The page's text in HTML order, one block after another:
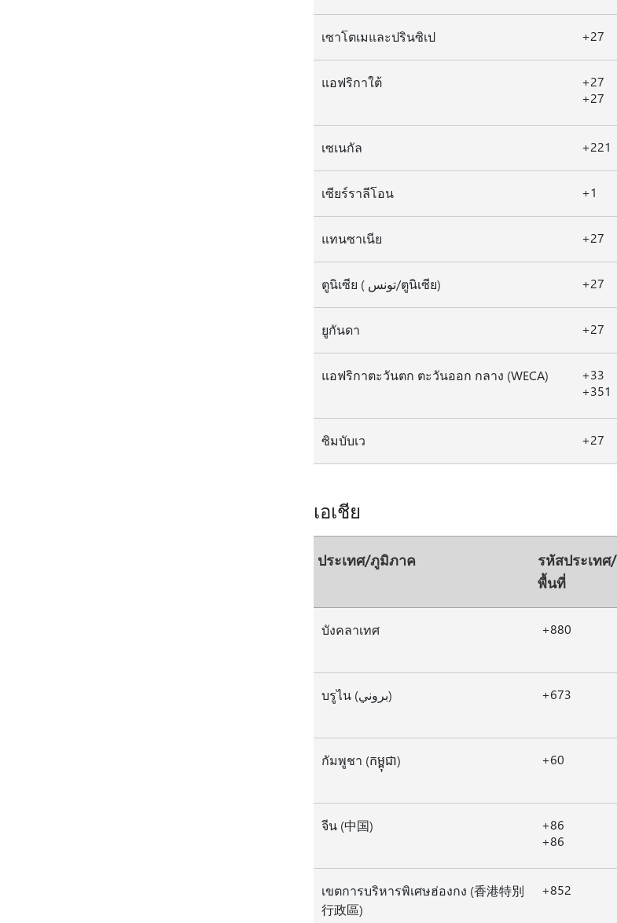
เซาโตเมและปรินซิเป +27
แอฟริกาใต้
+27
+27
เซเนกัล +221
เซียร์ราลีโอน +1
แทนซาเนีย +27
ตูนิเซีย ( تونس/ตูนิเซีย) +27
ยูกันดา +27
แอฟริกาตะวันตก ตะวันออก กลาง (WECA)
+33
+351
ซิมบับเว +27
เอเชีย
ประเทศ/ภูมิภาค
รหัสประเทศ/
พื้นที่
บังคลาเทศ +880
บรูไน (بروني) +673
กัมพูชา (កម្ពុជា) +60
จีน (中国)
+86
+86
เขตการบริหารพิเศษฮ่องกง (香港特別
行政區)
+852